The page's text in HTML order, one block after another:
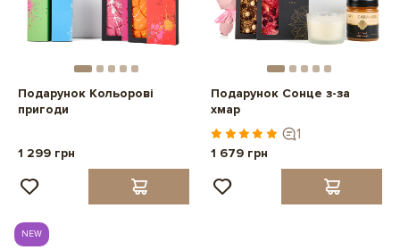
Подарунок Кольорові
пригоди
1 299 грн
Подарунок Сонце з-за
хмар
1
1 679 грн
NEW